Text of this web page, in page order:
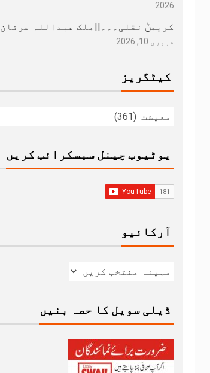
2026
کریمݨ نقلی۔۔۔||ملک عبداللہ عرفان
فروری 10, 2026
کیٹگریز
یوٹیوب چینل سبسکرائب کریں
آرکائیو
ڈیلی سویل کا حصہ بنیں